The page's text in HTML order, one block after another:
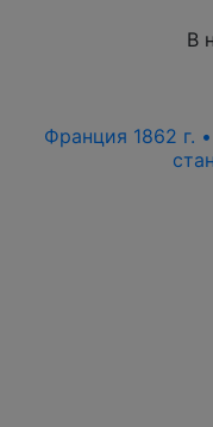
В
Франция 1862 г.